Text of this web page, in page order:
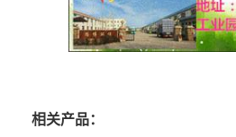
相关产品：